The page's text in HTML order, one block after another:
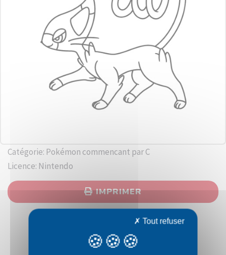
Catégorie: Pokémon commencant par C
Licence: Nintendo
IMPRIMER
Tout refuser